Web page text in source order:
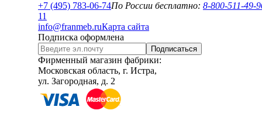
+7 (495) 783-06-74По России бесплатно: 8-800-511-49-
11
info@franmeb.ruКарта сайта
Подписка оформлена
Подписаться
Фирменный магазин фабрики:
Московская область, г. Истра,
ул. Загородная, д. 2